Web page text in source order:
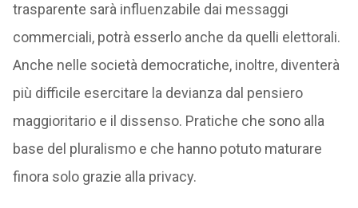
trasparente sarà influenzabile dai messaggi
commerciali, potrà esserlo anche da quelli elettorali.
Anche nelle società democratiche, inoltre, diventerà
più difficile esercitare la devianza dal pensiero
maggioritario e il dissenso. Pratiche che sono alla
base del pluralismo e che hanno potuto maturare
finora solo grazie alla privacy.